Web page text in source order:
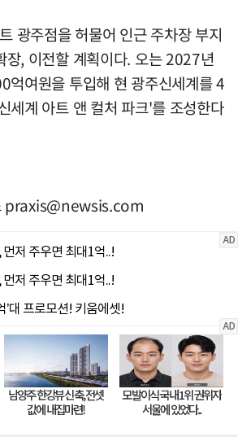
광주점을 허물어 인근 주차장 부지
장, 이전할 계획이다. 오는 2027년
억여원을 투입해 현 광주신세계를 4
세계 아트 앤 컬처 파크'를 조성한다
praxis@newsis.com